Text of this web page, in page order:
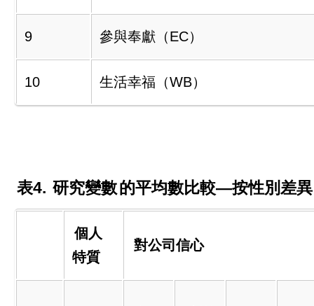
9 參與奉獻（EC）
10 生活幸福（WB）
表4. 研究變數的平均數比較—按性別差異
個人
特質
對公司信心